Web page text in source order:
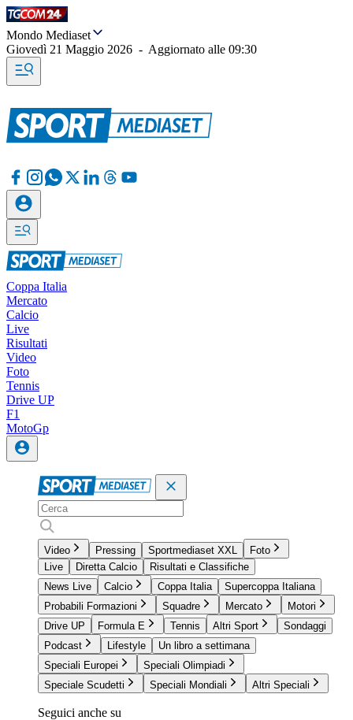
Mondo Mediaset
Giovedì 21 Maggio 2026 - Aggiornato alle 09:30
Coppa Italia
Mercato
Calcio
Live
Risultati
Video
Foto
Tennis
Drive UP
F1
MotoGp
Video Pressing Sportmediaset XXL
Foto
Live
Diretta Calcio
Risultati e Classifiche
News Live
Calcio Coppa Italia
Supercoppa Italiana
Probabili Formazioni
Squadre Mercato
Motori
Drive UP
Formula E Tennis Altri Sport
Sondaggi
Podcast
Lifestyle
Un libro a settimana
Speciali Europei
Speciali Olimpiadi
Speciale Scudetti
Speciali Mondiali Altri Speciali
Seguici anche su